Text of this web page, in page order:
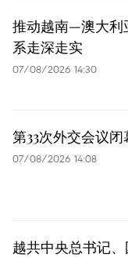
推动越南—澳大利
系走深走实
07/08/2026 14:30
第33次外交会议闭
07/08/2026 14:08
越共中央总书记